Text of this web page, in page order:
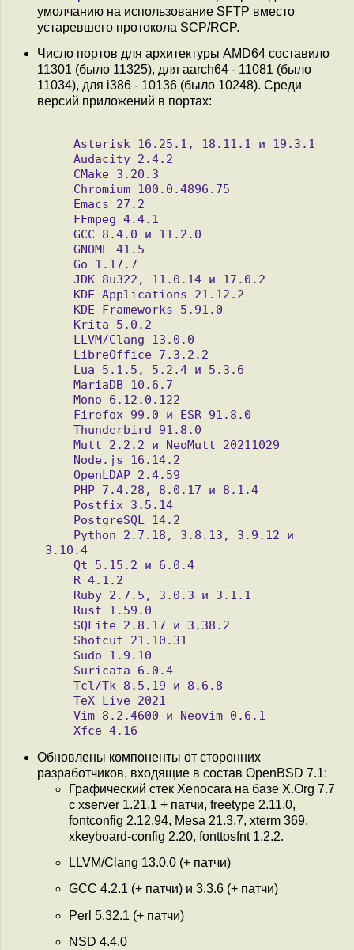
умолчанию на использование SFTP вместо
устаревшего протокола SCP/RCP.
Число портов для архитектуры AMD64 составило
11301 (было 11325), для aarch64 - 11081 (было
11034), для i386 - 10136 (было 10248). Среди
версий приложений в портах:
3.10.4
Обновлены компоненты от сторонних
разработчиков, входящие в состав OpenBSD 7.1:
Графический стек Xenocara на базе X.Org 7.7
с xserver 1.21.1 + патчи, freetype 2.11.0,
fontconfig 2.12.94, Mesa 21.3.7, xterm 369,
xkeyboard-config 2.20, fonttosfnt 1.2.2.
LLVM/Clang 13.0.0 (+ патчи)
GCC 4.2.1 (+ патчи) и 3.3.6 (+ патчи)
Perl 5.32.1 (+ патчи)
NSD 4.4.0